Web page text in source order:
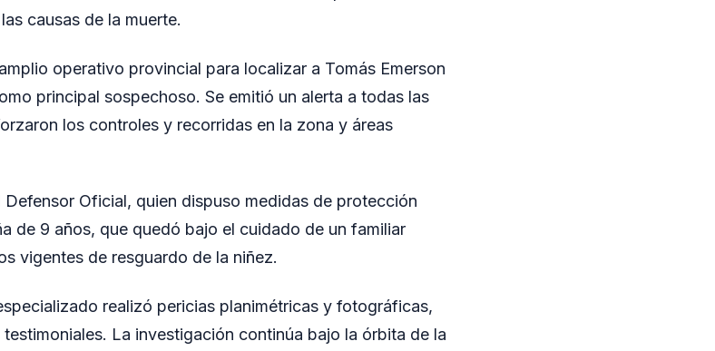
causas de la muerte.
operativo provincial para localizar a Tomás Emerson
principal sospechoso. Se emitió un alerta a todas las
los controles y recorridas en la zona y áreas
Oficial, quien dispuso medidas de protección
de 9 años, que quedó bajo el cuidado de un familiar
vigentes de resguardo de la niñez.
realizó pericias planimétricas y fotográficas,
La investigación continúa bajo la órbita de la